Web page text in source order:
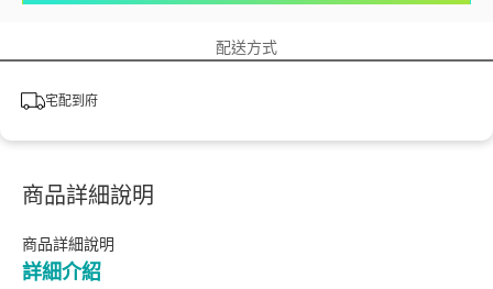
配送方式
宅配到府
商品詳細說明
商品詳細說明
詳細介紹